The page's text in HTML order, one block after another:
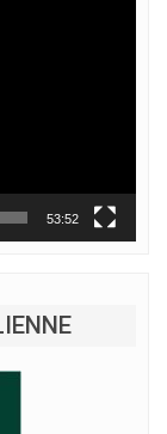
53:52